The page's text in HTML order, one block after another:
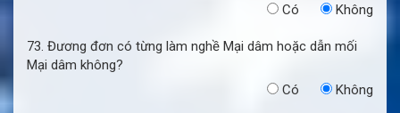
Có
Không
73. Đương đơn có từng làm nghề Mại dâm hoặc dẫn mối
Mại dâm không?
Có
Không